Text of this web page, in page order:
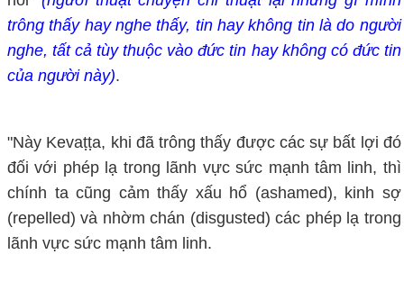
trông thấy hay nghe thấy, tin hay không tin là do người
nghe, tất cả tùy thuộc vào đức tin hay không có đức tin
của người này).
"Này Kevaṭṭa, khi đã trông thấy được các sự bất lợi đó
đối với phép lạ trong lãnh vực sức mạnh tâm linh, thì
chính ta cũng cảm thấy xấu hổ (ashamed), kinh sợ
(repelled) và nhờm chán (disgusted) các phép lạ trong
lãnh vực sức mạnh tâm linh.